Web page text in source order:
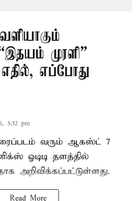
முரளி”
எப்போது
5:32 pm
வரும் ஆகஸ்ட் 7
ஓடிடி தளத்தில்
அறிவிக்கப்பட்டுள்ளது.
Read More